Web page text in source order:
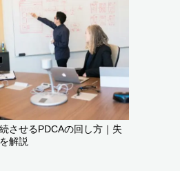
させるPDCAの回し方｜失
解説